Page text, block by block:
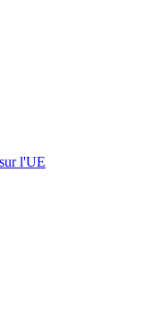
l'UE